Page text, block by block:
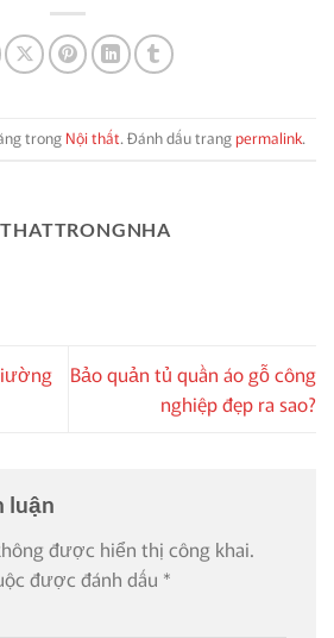
trong Nội thất. Đánh dấu trangpermalink.
Bảo quản tủ quần áo gỗ công
nghiệp đẹp ra sao?
luận
được hiển thị công khai.
được đánh dấu *